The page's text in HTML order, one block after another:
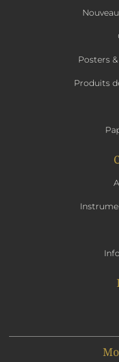
Posters
Produits